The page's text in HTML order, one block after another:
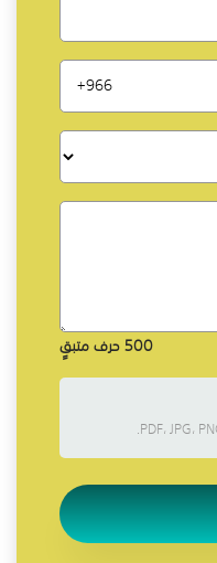
500حرف متبقٍ